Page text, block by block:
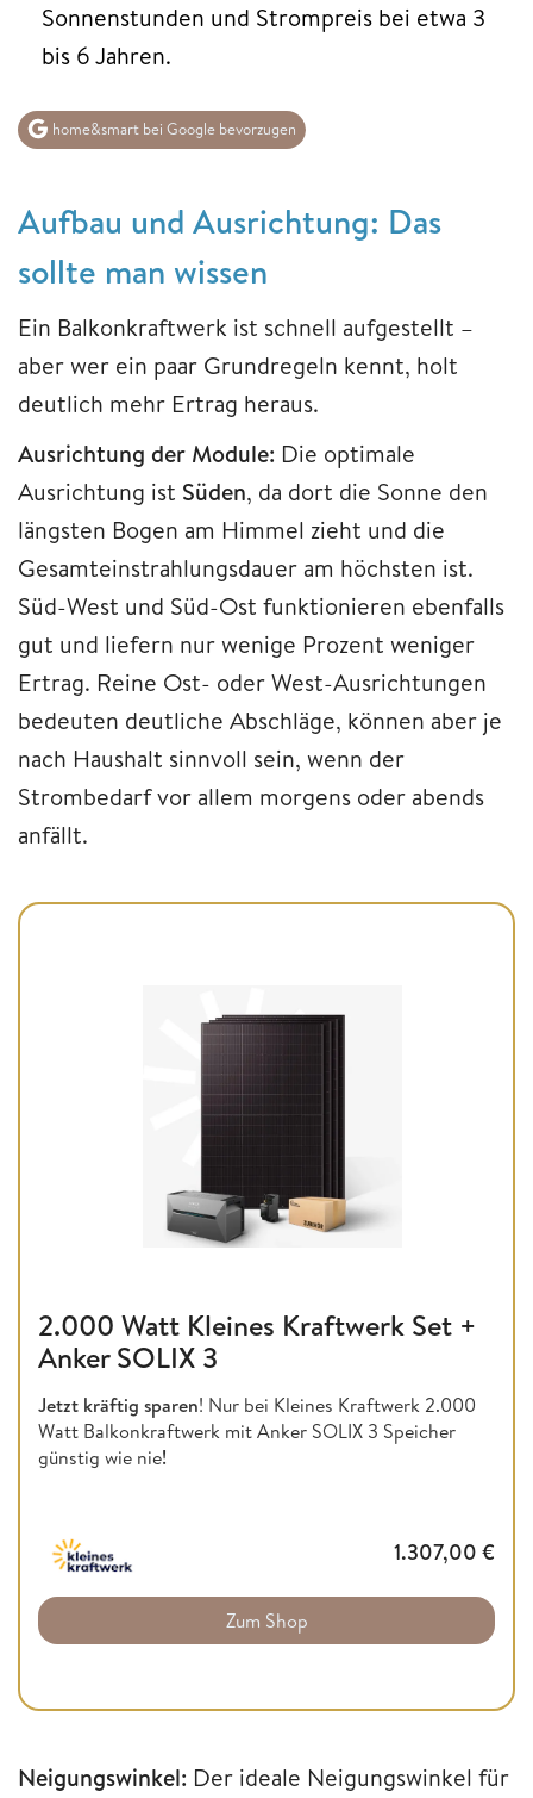
Sonnenstunden und Strompreis bei etwa 3
bis 6 Jahren.
home&smart bei Google bevorzugen
Aufbau und Ausrichtung: Das
sollte man wissen
Ein Balkonkraftwerk ist schnell aufgestellt –
aber wer ein paar Grundregeln kennt, holt
deutlich mehr Ertrag heraus.
Ausrichtung der Module: Die optimale
Ausrichtung ist Süden, da dort die Sonne den
längsten Bogen am Himmel zieht und die
Gesamteinstrahlungsdauer am höchsten ist.
Süd-West und Süd-Ost funktionieren ebenfalls
gut und liefern nur wenige Prozent weniger
Ertrag. Reine Ost- oder West-Ausrichtungen
bedeuten deutliche Abschläge, können aber je
nach Haushalt sinnvoll sein, wenn der
Strombedarf vor allem morgens oder abends
anfällt.
2.000 Watt Kleines Kraftwerk Set +
Anker SOLIX 3
Jetzt kräftig sparen! Nur bei Kleines Kraftwerk 2.000
Watt Balkonkraftwerk mit Anker SOLIX 3 Speicher
günstig wie nie!
1.307,00 €
Zum Shop
Neigungswinkel: Der ideale Neigungswinkel für